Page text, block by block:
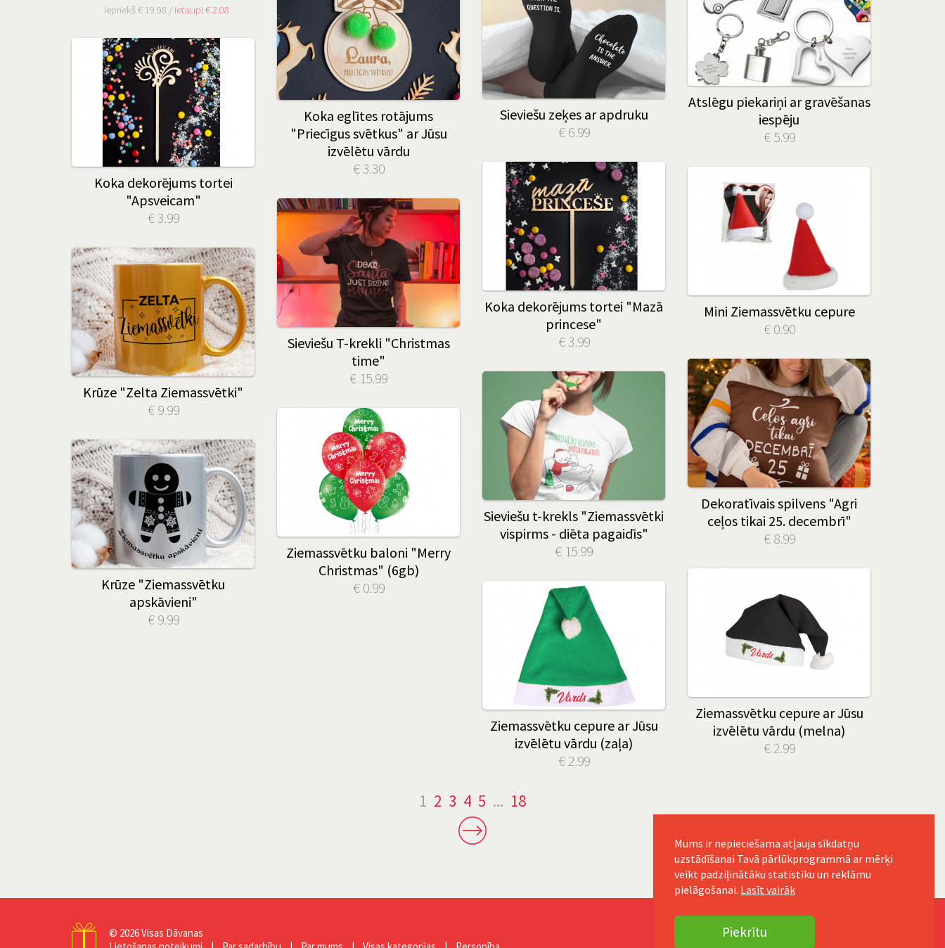
iepriekš € 19.98 / ietaupi € 2.08
Atslēgu piekariņi ar gravēšanas
iespēju
€ 5.99
Sieviešu zeķes ar apdruku
€ 6.99
Koka eglītes rotājums
"Priecīgus svētkus" ar Jūsu
izvēlētu vārdu
€ 3.30
Koka dekorējums tortei
"Apsveicam"
€ 3.99
Koka dekorējums tortei "Mazā
princese"
€ 3.99
Mini Ziemassvētku cepure
€ 0.90
Sieviešu T-krekli "Christmas
time"
€ 15.99
Krūze "Zelta Ziemassvētki"
€ 9.99
Dekoratīvais spilvens "Agri
ceļos tikai 25. decembrī"
€ 8.99
Sieviešu t-krekls "Ziemassvētki
vispirms - diēta pagaidīs"
€ 15.99
Ziemassvētku baloni "Merry
Christmas" (6gb)
€ 0.99
Krūze "Ziemassvētku
apskāvieni"
€ 9.99
Ziemassvētku cepure ar Jūsu
izvēlētu vārdu (melna)
€ 2.99
Ziemassvētku cepure ar Jūsu
izvēlētu vārdu (zaļa)
€ 2.99
1 2 3 4 5 ... 18
© 2026Visas Dāvanas
Seko mums!
Mums ir nepieciešama atļauja sīkdatņu
uzstādīšanai Tavā pārlūkprogrammā ar mērķi
veikt padziļinātāku statistiku un reklāmu
pielāgošanai. Lasīt vairāk
Piekrītu